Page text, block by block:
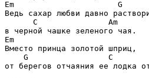
Em                      G
Ведь сахар любви давно
С               Am
Em
Вместо принца золотой шприц,
G                 С
от берегов отчаяния ее лодка